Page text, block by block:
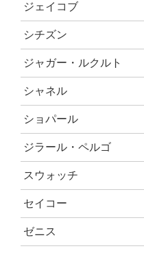
ジェイコブ
シチズン
ジャガー・ルクルト
シャネル
ショパール
ジラール・ペルゴ
スウォッチ
セイコー
ゼニス